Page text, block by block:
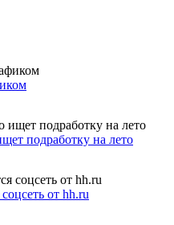
подработку на лето
от hh.ru